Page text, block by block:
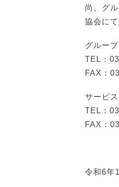
尚、グ
協会に
グルー
TEL：
FAX：
サービ
TEL：
FAX：
令和6年